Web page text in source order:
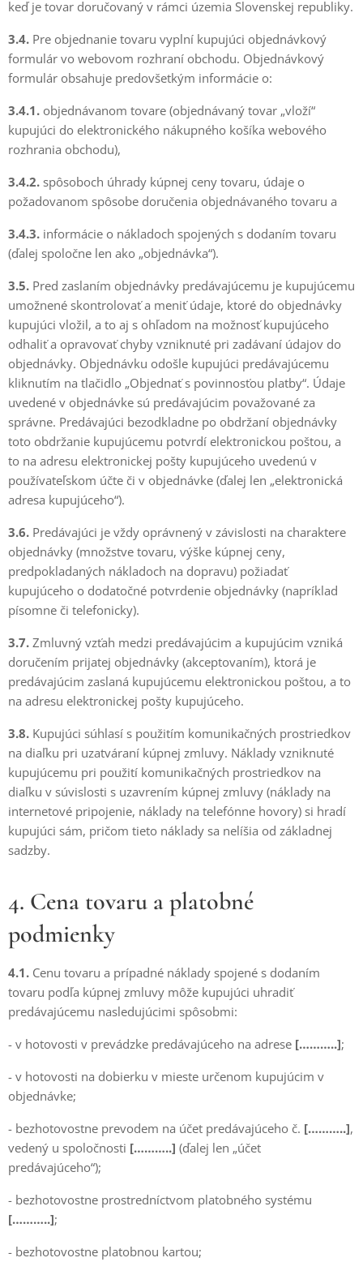
keď je tovar doručovaný v rámci územia Slovenskej republiky.
3.4. Pre objednanie tovaru vyplní kupujúci objednávkový
formulár vo webovom rozhraní obchodu. Objednávkový
formulár obsahuje predovšetkým informácie o:
3.4.1. objednávanom tovare (objednávaný tovar „vloží“
kupujúci do elektronického nákupného košíka webového
rozhrania obchodu),
3.4.2. spôsoboch úhrady kúpnej ceny tovaru, údaje o
požadovanom spôsobe doručenia objednávaného tovaru a
3.4.3. informácie o nákladoch spojených s dodaním tovaru
(ďalej spoločne len ako „objednávka“).
3.5. Pred zaslaním objednávky predávajúcemu je kupujúcemu
umožnené skontrolovať a meniť údaje, ktoré do objednávky
kupujúci vložil, a to aj s ohľadom na možnosť kupujúceho
odhaliť a opravovať chyby vzniknuté pri zadávaní údajov do
objednávky. Objednávku odošle kupujúci predávajúcemu
kliknutím na tlačidlo „Objednať s povinnosťou platby“. Údaje
uvedené v objednávke sú predávajúcim považované za
správne. Predávajúci bezodkladne po obdržaní objednávky
toto obdržanie kupujúcemu potvrdí elektronickou poštou, a
to na adresu elektronickej pošty kupujúceho uvedenú v
používateľskom účte či v objednávke (ďalej len „elektronická
adresa kupujúceho“).
3.6. Predávajúci je vždy oprávnený v závislosti na charaktere
objednávky (množstve tovaru, výške kúpnej ceny,
predpokladaných nákladoch na dopravu) požiadať
kupujúceho o dodatočné potvrdenie objednávky (napríklad
písomne či telefonicky).
3.7. Zmluvný vzťah medzi predávajúcim a kupujúcim vzniká
doručením prijatej objednávky (akceptovaním), ktorá je
predávajúcim zaslaná kupujúcemu elektronickou poštou, a to
na adresu elektronickej pošty kupujúceho.
3.8. Kupujúci súhlasí s použitím komunikačných prostriedkov
na diaľku pri uzatváraní kúpnej zmluvy. Náklady vzniknuté
kupujúcemu pri použití komunikačných prostriedkov na
diaľku v súvislosti s uzavrením kúpnej zmluvy (náklady na
internetové pripojenie, náklady na telefónne hovory) si hradí
kupujúci sám, pričom tieto náklady sa nelíšia od základnej
sadzby.
4. Cena tovaru a platobné
podmienky
4.1. Cenu tovaru a prípadné náklady spojené s dodaním
tovaru podľa kúpnej zmluvy môže kupujúci uhradiť
predávajúcemu nasledujúcimi spôsobmi:
- v hotovosti v prevádzke predávajúceho na adrese [………..];
- v hotovosti na dobierku v mieste určenom kupujúcim v
objednávke;
- bezhotovostne prevodem na účet predávajúceho č. [………..],
vedený u spoločnosti [………..] (ďalej len „účet
predávajúceho“);
- bezhotovostne prostredníctvom platobného systému
[………..];
- bezhotovostne platobnou kartou;